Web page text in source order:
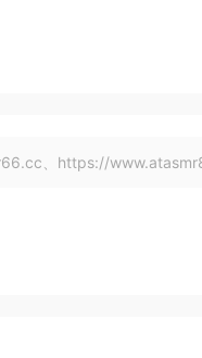
、https://